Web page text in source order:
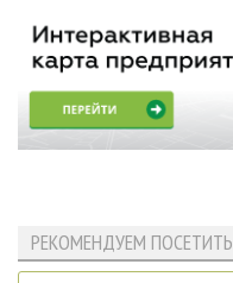
РЕКОМЕНДУЕМ ПОСЕТИТЬ